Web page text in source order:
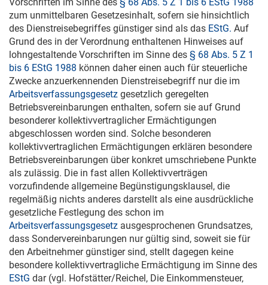
zum unmittelbaren Gesetzesinhalt, sofern sie hinsichtlich
des Dienstreisebegriffes günstiger sind als das EStG. Auf
Grund des in der Verordnung enthaltenen Hinweises auf
lohngestaltende Vorschriften im Sinne des § 68 Abs. 5 Z 1
bis 6 EStG 1988 können daher einen auch für steuerliche
Zwecke anzuerkennenden Dienstreisebegriff nur die im
Arbeitsverfassungsgesetz gesetzlich geregelten
Betriebsvereinbarungen enthalten, sofern sie auf Grund
besonderer kollektivvertraglicher Ermächtigungen
abgeschlossen worden sind. Solche besonderen
kollektivvertraglichen Ermächtigungen erklären besondere
Betriebsvereinbarungen über konkret umschriebene Punkte
als zulässig. Die in fast allen Kollektivverträgen
vorzufindende allgemeine Begünstigungsklausel, die
regelmäßig nichts anderes darstellt als eine ausdrückliche
gesetzliche Festlegung des schon im
Arbeitsverfassungsgesetz ausgesprochenen Grundsatzes,
dass Sondervereinbarungen nur gültig sind, soweit sie für
den Arbeitnehmer günstiger sind, stellt dagegen keine
besondere kollektivvertragliche Ermächtigung im Sinne des
EStG dar (vgl. Hofstätter/Reichel, Die Einkommensteuer,